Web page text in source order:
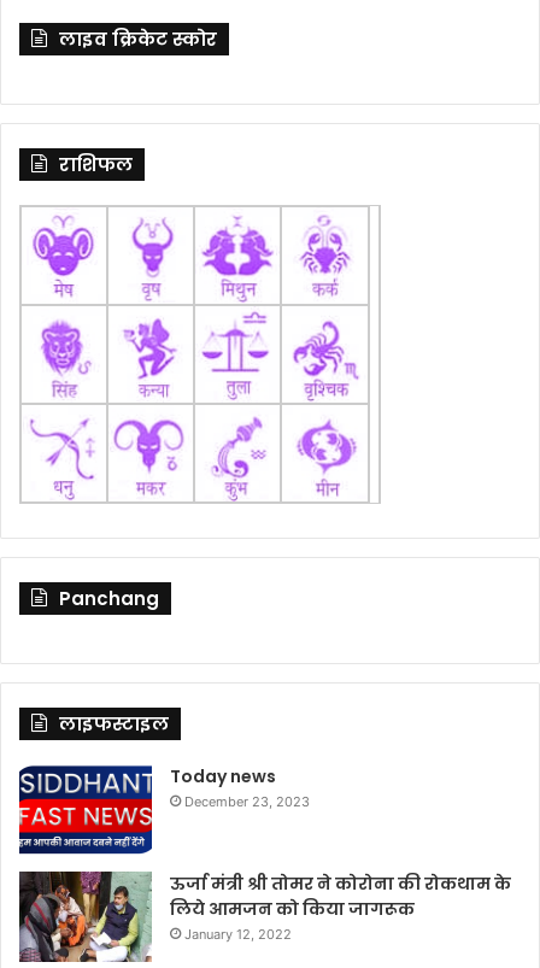
लाइव क्रिकेट स्कोर
राशिफल
Panchang
लाइफस्टाइल
Today news
December 23, 2023
ऊर्जा मंत्री श्री तोमर ने कोरोना की रोकथाम के
लिये आमजन को किया जागरूक
January 12, 2022